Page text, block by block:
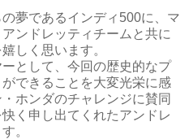
夢であるインディ500に、マ
ンドレッティチームと共に
しく思います。
として、今回の歴史的なプ
できることを大変光栄に感
ホンダのチャレンジに賛同
く申し出てくれたアンドレ
。